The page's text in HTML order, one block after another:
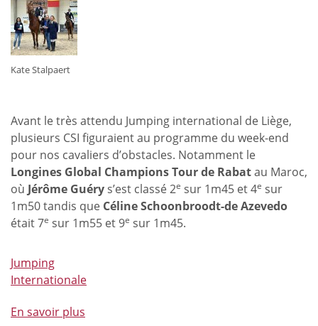
de
Liège
Kate Stalpaert
Avant le très attendu Jumping international de Liège,
plusieurs CSI figuraient au programme du week-end
pour nos cavaliers d’obstacles. Notamment le
Longines Global Champions Tour de Rabatau Maroc,
où Jérôme Guéry s’est classé 2e sur 1m45 et 4e sur
1m50 tandis que Céline Schoonbroodt-de Azevedo
était 7e sur 1m55 et 9e sur 1m45.
Jumping
Internationale
En savoir plus